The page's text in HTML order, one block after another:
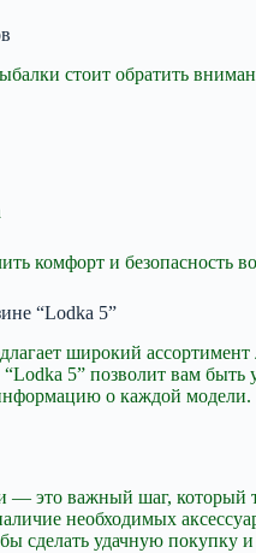
стоит обратить
комфорт и безопасность
“Lodka 5”
широкий
5” позволит вам быть
о каждой модели.
это важный шаг, который
необходимых
сделать удачную